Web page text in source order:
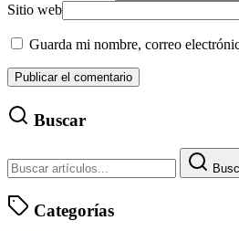
Sitio web
Guarda mi nombre, correo
Buscar
Categorías